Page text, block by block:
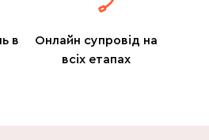
в
Онлайн супровід на
всіх етапах